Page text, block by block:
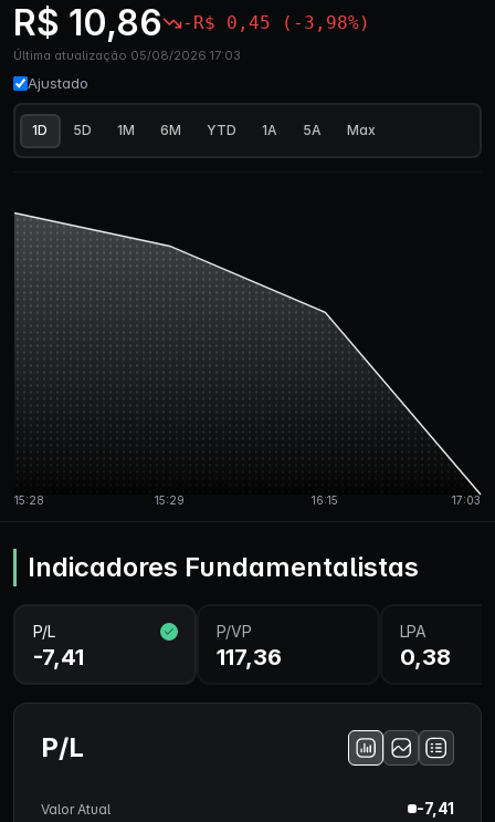
R$ 10,86 -R$ 0,45 (-3,98%)
Última atualização 05/08/2026 17:03
Ajustado
1D 5D 1M 6M YTD 1A 5A Max
Indicadores Fundamentalistas
P/L
-7,41
P/VP
117,36
LPA
0,38
P/L
Valor Atual -7,41